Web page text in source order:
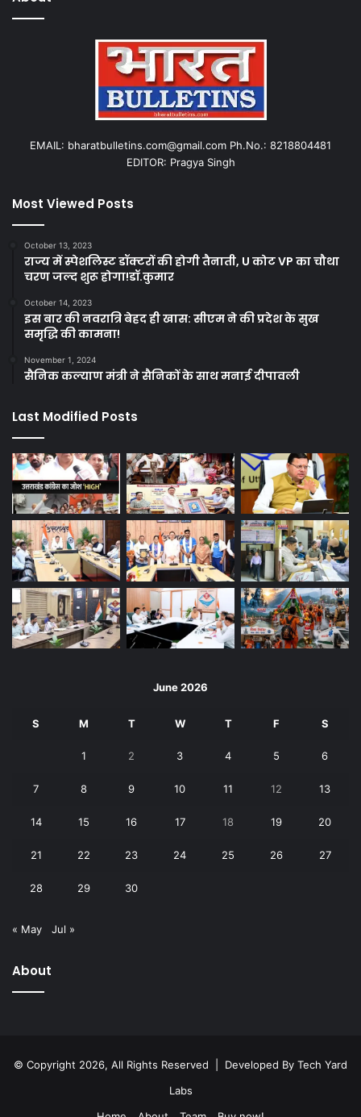
EMAIL: bharatbulletins.com@gmail.com Ph.No.: 8218804481
EDITOR: Pragya Singh
Most Viewed Posts
October 13, 2023
राज्य में स्पेशलिस्ट डॉक्टरों की होगी तैनाती, U कोट VP का चौथा
चरण जल्द शुरू होगा!डॉ.कुमार
October 14, 2023
इस बार की नवरात्रि बेहद ही खास: सीएम ने की प्रदेश के सुख
समृद्धि की कामना!
November 1, 2024
सैनिक कल्याण मंत्री ने सैनिकों के साथ मनाई दीपावली
Last Modified Posts
June 2026
S M T W T F S
1 2 3 4 5 6
7 8 9 10 11 12 13
14 15 16 17 18 19 20
21 22 23 24 25 26 27
28 29 30
« May Jul »
About
© Copyright 2026, All Rights Reserved | Developed By Tech Yard
Labs